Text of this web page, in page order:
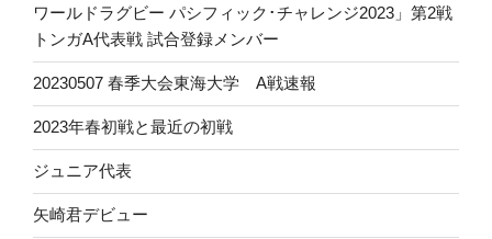
ワールドラグビー パシフィック･チャレンジ2023」第2戦
トンガA代表戦 試合登録メンバー
20230507 春季大会東海大学 A戦速報
2023年春初戦と最近の初戦
ジュニア代表
矢崎君デビュー